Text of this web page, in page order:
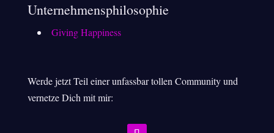
Unternehmensphilosophie
Giving Happiness
Werde jetzt Teil einer unfassbar tollen Community und
vernetze Dich mit mir: